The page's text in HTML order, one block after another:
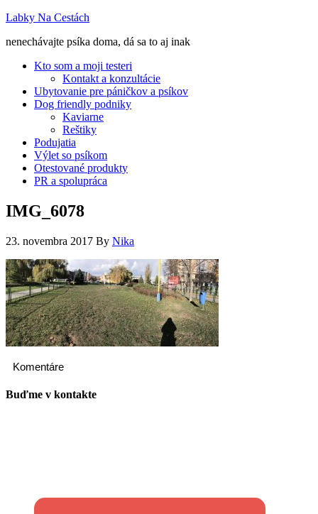
Labky Na Cestách
nenechávajte psíka doma, dá sa to aj inak
Kto som a moji testeri
Kontakt a konzultácie
Ubytovanie pre páničkov a psíkov
Dog friendly podniky
Kaviarne
Reštiky
Podujatia
Výlet so psíkom
Otestované produkty
PR a spolupráca
IMG_6078
23. novembra 2017 By Nika
Komentáre
Buďme v kontakte